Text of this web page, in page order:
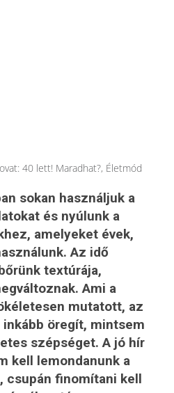
40 lett! Maradhat?, Életmód
sokan használjuk a
és nyúlunk a
amelyeket évek,
Az idő
textúrája,
Ami a
mutatott, az
öregít, mintsem
szépséget. A jó hír
kell lemondanunk a
csupán finomítani kell